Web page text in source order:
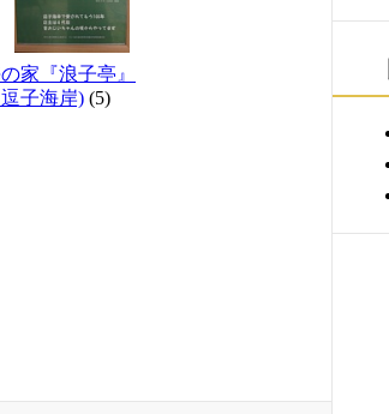
家『浪子亭』
逗子海岸) (5)